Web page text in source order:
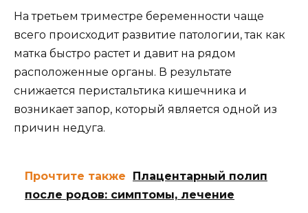
На третьем триместре беременности чаще
всего происходит развитие патологии, так как
матка быстро растет и давит на рядом
расположенные органы. В результате
снижается перистальтика кишечника и
возникает запор, который является одной из
причин недуга.
Прочтите также
Плацентарный полип
после родов: симптомы, лечение